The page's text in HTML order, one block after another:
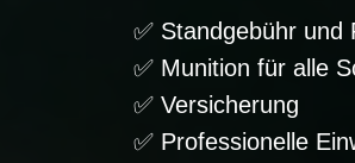
✅ Standgebühr und
✅ Munition für alle
✅ Versicherung
✅ Professionelle